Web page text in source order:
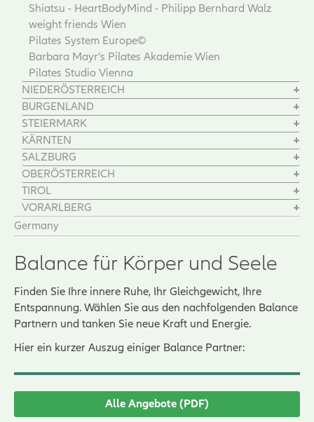
Shiatsu - HeartBodyMind - Philipp Bernhard Walz
weight friends Wien
Pilates System Europe©
Barbara Mayr’s Pilates Akademie Wien
Pilates Studio Vienna
NIEDERÖSTERREICH
BURGENLAND
STEIERMARK
KÄRNTEN
SALZBURG
OBERÖSTERREICH
TIROL
VORARLBERG
Germany
Balance für Körper und Seele
Finden Sie Ihre innere Ruhe, Ihr Gleichgewicht, Ihre
Entspannung. Wählen Sie aus den nachfolgenden Balance
Partnern und tanken Sie neue Kraft und Energie.
Hier ein kurzer Auszug einiger Balance Partner:
Alle Angebote (PDF)